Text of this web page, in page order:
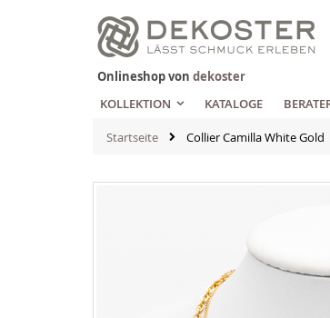
Zum
Inhalt
springen
Onlineshop von dekoster
KOLLEKTION
KATALOGE
Startseite Collier Camilla White Gold